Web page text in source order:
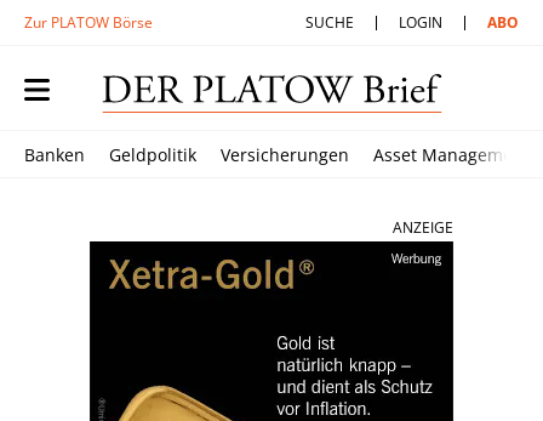
Zur PLATOW Börse SUCHE LOGIN ABO
Banken Geldpolitik Versicherungen Asset Management
ANZEIGE